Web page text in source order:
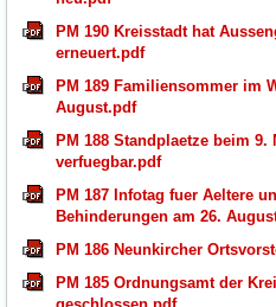
PM 190 Kreisstadt hat
erneuert.pdf
PM 189 Familiensommer im
August.pdf
PM 188 Standplaetze beim
verfuegbar.pdf
PM 187 Infotag fuer Aeltere
Behinderungen am 26.
PM 186 Neunkircher
PM 185 Ordnungsamt der